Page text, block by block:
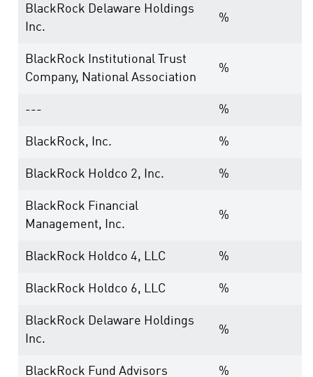
BlackRock Delaware Holdings
Inc.
%
BlackRock Institutional Trust
Company, National Association
%
--- %
BlackRock, Inc. %
BlackRock Holdco 2, Inc. %
BlackRock Financial
Management, Inc.
%
BlackRock Holdco 4, LLC %
BlackRock Holdco 6, LLC %
BlackRock Delaware Holdings
Inc.
%
BlackRock Fund Advisors %